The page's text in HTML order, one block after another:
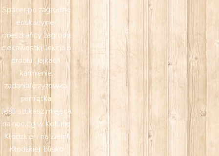
Spacer po zagrodzie
edukacyjnej:
mieszkańcy zagrody,
ciekawostki, lekcja o
drobiu i jajkach,
karmienie,
zadania/krzyżówka,
pamiątka.
Jeśli szukasz miejsca
na nocleg w Kotlinie
Kłodzkiej / na Ziemi
Kłodzkiej, blisko